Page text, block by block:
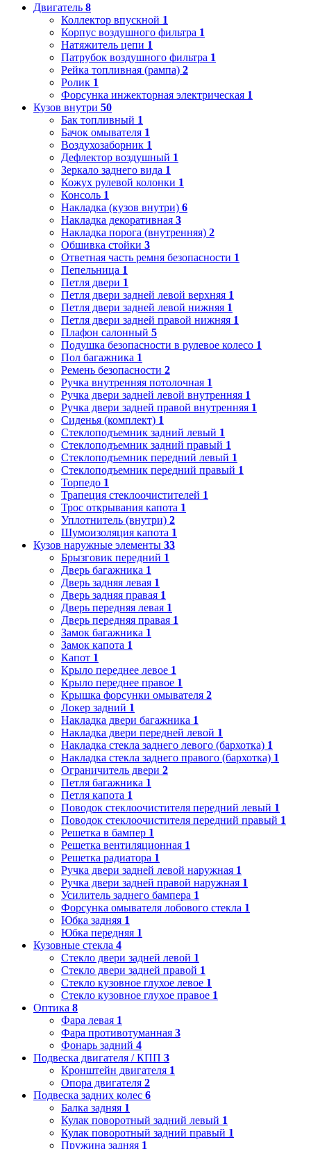
Двигатель 8
Коллектор впускной 1
Корпус воздушного фильтра 1
Натяжитель цепи 1
Патрубок воздушного фильтра 1
Рейка топливная (рампа) 2
Ролик 1
Форсунка инжекторная электрическая 1
Кузов внутри 50
Бак топливный 1
Бачок омывателя 1
Воздухозаборник 1
Дефлектор воздушный 1
Зеркало заднего вида 1
Кожух рулевой колонки 1
Консоль 1
Накладка (кузов внутри) 6
Накладка декоративная 3
Накладка порога (внутренняя) 2
Обшивка стойки 3
Ответная часть ремня безопасности 1
Пепельница 1
Петля двери 1
Петля двери задней левой верхняя 1
Петля двери задней левой нижняя 1
Петля двери задней правой нижняя 1
Плафон салонный 5
Подушка безопасности в рулевое колесо 1
Пол багажника 1
Ремень безопасности 2
Ручка внутренняя потолочная 1
Ручка двери задней левой внутренняя 1
Ручка двери задней правой внутренняя 1
Сиденья (комплект) 1
Стеклоподъемник задний левый 1
Стеклоподъемник задний правый 1
Стеклоподъемник передний левый 1
Стеклоподъемник передний правый 1
Торпедо 1
Трапеция стеклоочистителей 1
Трос открывания капота 1
Уплотнитель (внутри) 2
Шумоизоляция капота 1
Кузов наружные элементы 33
Брызговик передний 1
Дверь багажника 1
Дверь задняя левая 1
Дверь задняя правая 1
Дверь передняя левая 1
Дверь передняя правая 1
Замок багажника 1
Замок капота 1
Капот 1
Крыло переднее левое 1
Крыло переднее правое 1
Крышка форсунки омывателя 2
Локер задний 1
Накладка двери багажника 1
Накладка двери передней левой 1
Накладка стекла заднего левого (бархотка) 1
Накладка стекла заднего правого (бархотка) 1
Ограничитель двери 2
Петля багажника 1
Петля капота 1
Поводок стеклоочистителя передний левый 1
Поводок стеклоочистителя передний правый 1
Решетка в бампер 1
Решетка вентиляционная 1
Решетка радиатора 1
Ручка двери задней левой наружная 1
Ручка двери задней правой наружная 1
Усилитель заднего бампера 1
Форсунка омывателя лобового стекла 1
Юбка задняя 1
Юбка передняя 1
Кузовные стекла 4
Стекло двери задней левой 1
Стекло двери задней правой 1
Стекло кузовное глухое левое 1
Стекло кузовное глухое правое 1
Оптика 8
Фара левая 1
Фара противотуманная 3
Фонарь задний 4
Подвеска двигателя / КПП 3
Кронштейн двигателя 1
Опора двигателя 2
Подвеска задних колес 6
Балка задняя 1
Кулак поворотный задний левый 1
Кулак поворотный задний правый 1
Пружина задняя 1